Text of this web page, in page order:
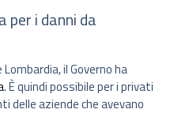
per i danni da
il Governo ha
. È quindi possibile per i privati
delle aziende che avevano